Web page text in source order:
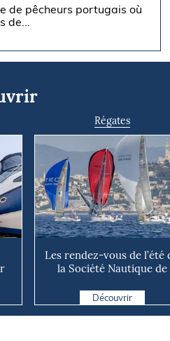
de pêcheurs portugais où
de...
Régates
Les rendez-vous de l’été
la Société Nautique de
Découvrir